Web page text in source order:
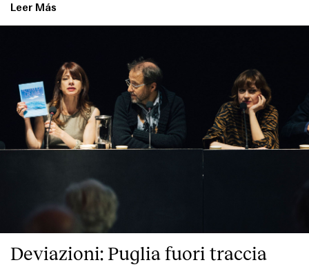
Leer Más
Deviazioni: Puglia fuori traccia